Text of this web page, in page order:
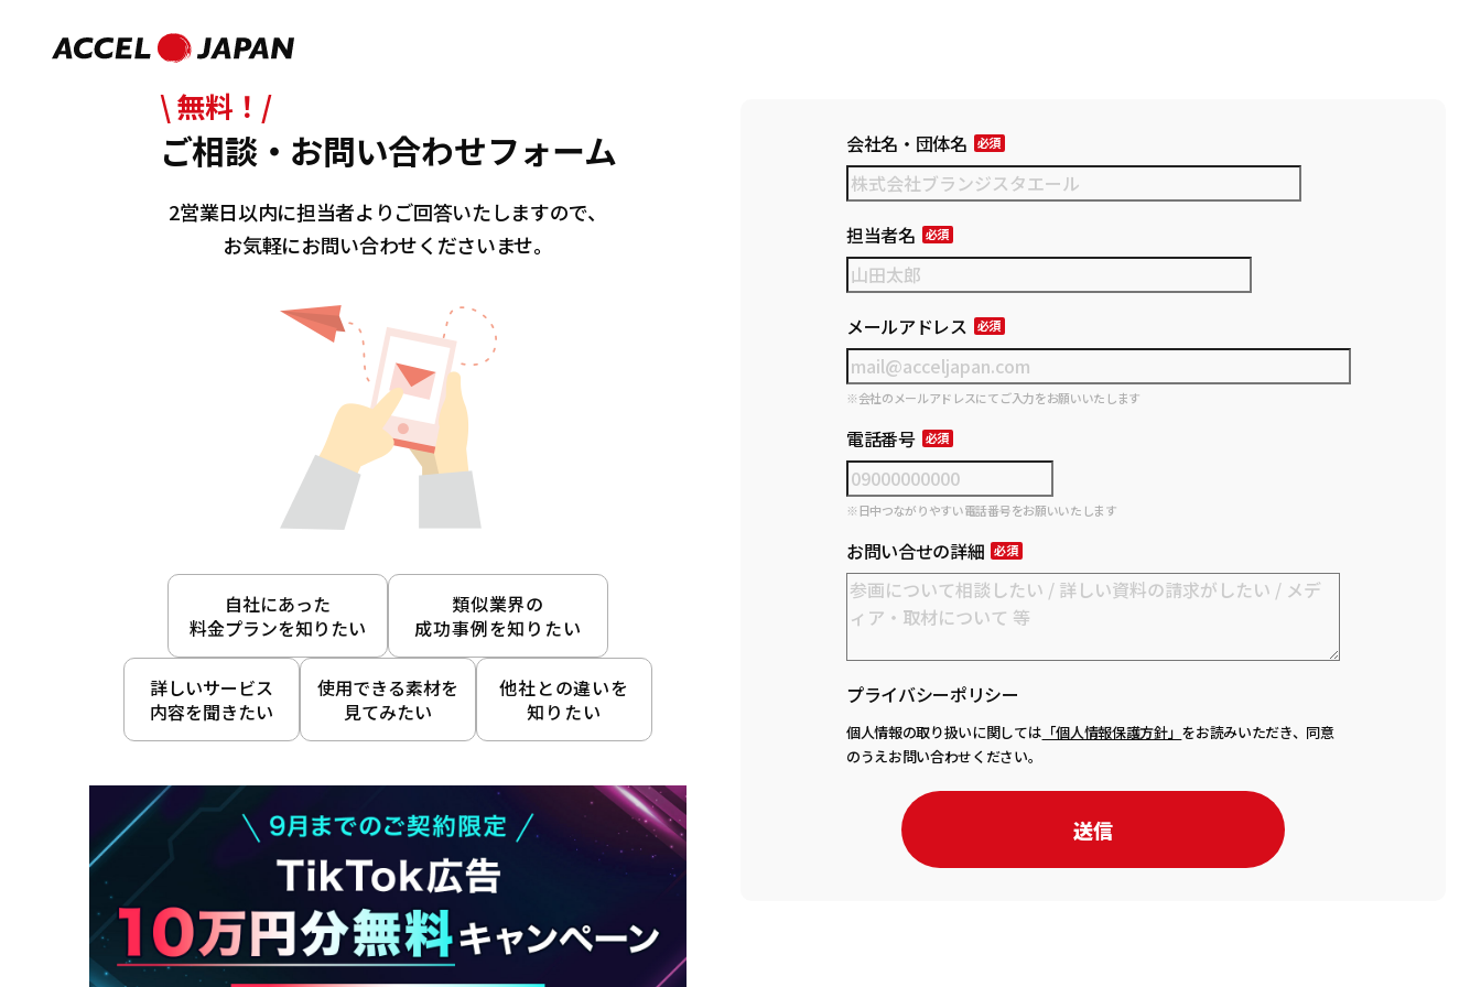
\ 無料！/
ご相談・お問い合わせフォーム
2営業日以内に担当者よりご回答いたしますので、
お気軽にお問い合わせくださいませ。
自社にあった
料金プランを知りたい
類似業界の
成功事例を知りたい
詳しいサービス
内容を聞きたい
使用できる素材を
見てみたい
他社との違いを
知りたい
会社名・団体名
担当者名
メールアドレス
※会社のメールアドレスにてご入力をお願いいたします
電話番号
※日中つながりやすい電話番号をお願いいたします
お問い合せの詳細
プライバシーポリシー
個人情報の取り扱いに関しては 「個人情報保護方針」 をお読みいただき、同意
のうえお問い合わせください。